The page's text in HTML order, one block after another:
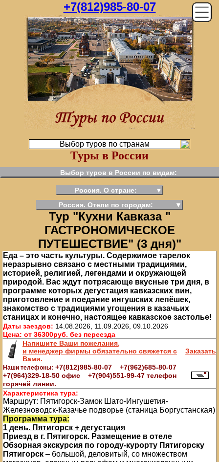
+7(812)985-80-07
Выбор туров по странам
Туры в России
Выбор туров в России по видам:
Россия. О стране:
▼
Россия. Отели по городам:
▼
Тур "Кухни Кавказа "
ГАСТРОНОМИЧЕСКОЕ
ПУТЕШЕСТВИЕ" (3 дня)"
Еда – это часть культуры. Содержимое тарелок
неразрывно связано с местными традициями,
историей, религией, легендами и окружающей
природой. Вас ждут потрясающе вкусные три дня, в
программе которых дегустация кавказских вин,
приготовление и поедание ингушских лепёшек,
знакомство с традициями угощения в казачьих
станицах и конечно, настоящее кавказское застолье!
Даты заездов: 14.08.2026, 11.09.2026, 09.10.2026
Цена: от 36300руб. без переезда
Напишите Ваши пожелания,
и менеджер фирмы обязательно свяжется с
Вами.
Наши телефоны: +7(812)985-80-07 +7(962)685-80-07
+7(964)329-18-50 офис +7(904)551-99-47 телефон
горячей линии.
Заказать
Характеристика тура:
Маршрут: Пятигорск-Замок Шато-Ингушетия-
Железноводск-Казачье подворье (станица Боргустанская)
Программа тура:
1 день. Пятигорск + дегустация
Приезд в г. Пятигорск. Размещение в отеле
Обзорная экскурсия по городу-курорту Пятигорску
Пятигорск – большой, деловитый, со множеством